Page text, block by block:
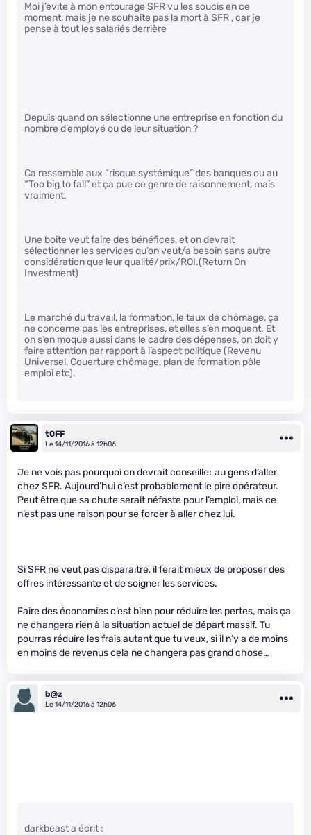
Moi j’evite à mon entourage SFR vu les soucis en ce
moment, mais je ne souhaite pas la mort à SFR , car je
pense à tout les salariés derrière
Depuis quand on sélectionne une entreprise en fonction du
nombre d’employé ou de leur situation ?
Ca ressemble aux “risque systémique” des banques ou au
“Too big to fall” et ça pue ce genre de raisonnement, mais
vraiment.
Une boite veut faire des bénéfices, et on devrait
sélectionner les services qu’on veut/a besoin sans autre
considération que leur qualité/prix/ROI.(Return On
Investment)
Le marché du travail, la formation, le taux de chômage, ça
ne concerne pas les entreprises, et elles s’en moquent. Et
on s’en moque aussi dans le cadre des dépenses, on doit y
faire attention par rapport à l’aspect politique (Revenu
Universel, Couerture chômage, plan de formation pôle
emploi etc).
t0FF
Le 14/11/2016 à 12h06
Je ne vois pas pourquoi on devrait conseiller au gens d’aller
chez SFR. Aujourd’hui c’est probablement le pire opérateur.
Peut être que sa chute serait néfaste pour l’emploi, mais ce
n’est pas une raison pour se forcer à aller chez lui.
Si SFR ne veut pas disparaitre, il ferait mieux de proposer des
offres intéressante et de soigner les services.
Faire des économies c’est bien pour réduire les pertes, mais ça
ne changera rien à la situation actuel de départ massif. Tu
pourras réduire les frais autant que tu veux, si il n’y a de moins
en moins de revenus cela ne changera pas grand chose…
b@z
Le 14/11/2016 à 12h06
darkbeast a écrit :